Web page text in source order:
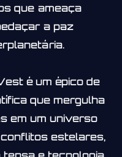
que ameaça
a paz
é um épico de
que mergulha
em um universo
estelares,